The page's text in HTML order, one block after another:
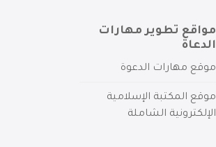
مواقع تطوير مهارات
الدعاة
موقع مهارات الدعوة
موقع المكتبة الإسلامية
الإلكترونية الشاملة